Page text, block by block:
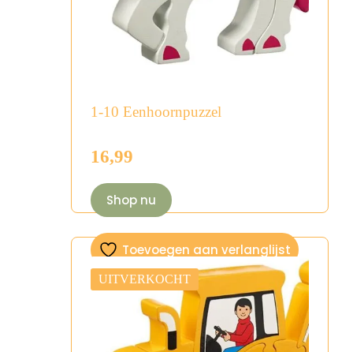
1-10 Eenhoornpuzzel
16,99
Shop nu
Toevoegen aan verlanglijst
UITVERKOCHT